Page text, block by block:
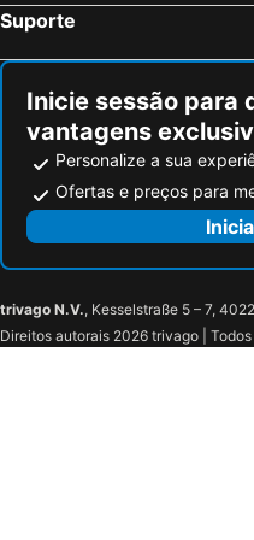
Suporte
Inicie sessão para
vantagens
Personalize a sua
Ofertas e preços para
trivago N.V., Kesselstraße 5 – 7,
Direitos autorais 2026 trivago |